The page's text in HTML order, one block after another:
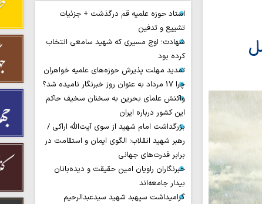
استاد حوزه علمیه قم درگذشت + جزئیات
تشییع و تدفین
شهادت؛ اوج مسیری که شهید سامعی انتخاب
کرده بود
تمدید مهلت پذیرش حوزه‌های علمیه خواهران
چرا 17 مرداد به عنوان روز خبرنگار نامیده شد؟
واکنش علمای بحرین به سخنان سخیف حاکم
این کشور درباره ایران
بزرگداشت امام شهید از سوی آیت‌الله اراکی /
رهبر شهید انقلاب؛ الگوی ایمان و استقامت در
برابر قدرت‌های جهانی
خبرنگاران راویان امین حقیقت و دیده‌بانان
بیدار جامعه‌اند
گرامیداشت سپهبد شهید سیدعبدالرحیم